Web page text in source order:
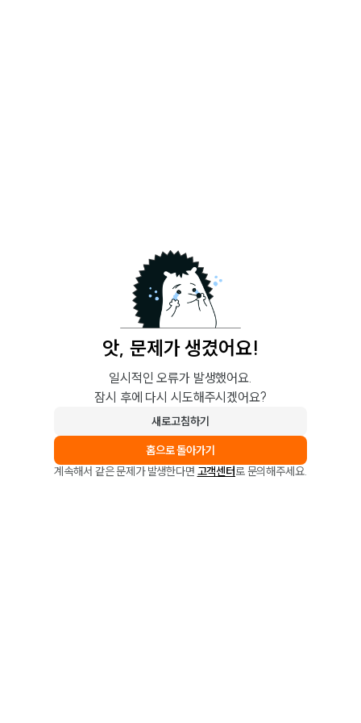
앗, 문제가 생겼어요!
일시적인 오류가 발생했어요.
잠시 후에 다시 시도해주시겠어요?
새로고침하기
홈으로 돌아가기
계속해서 같은 문제가 발생한다면 고객센터로 문의해주세요.